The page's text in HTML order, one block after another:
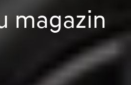
magazin